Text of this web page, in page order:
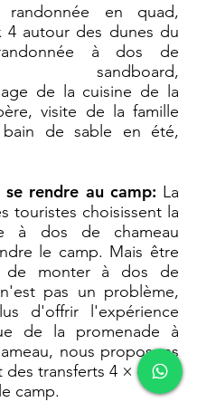
randonnée en quad,
4 autour des dunes du
à dos de
sandboard,
de la cuisine de la
visite de la famille
bain de sable en été,
se rendre au camp: La
touristes choisissent la
à dos de chameau
le camp. Mais être
de monter à dos de
pas un problème,
d'offrir l'expérience
de la promenade à
nous proposons
transferts 4 × 4 vers
camp.